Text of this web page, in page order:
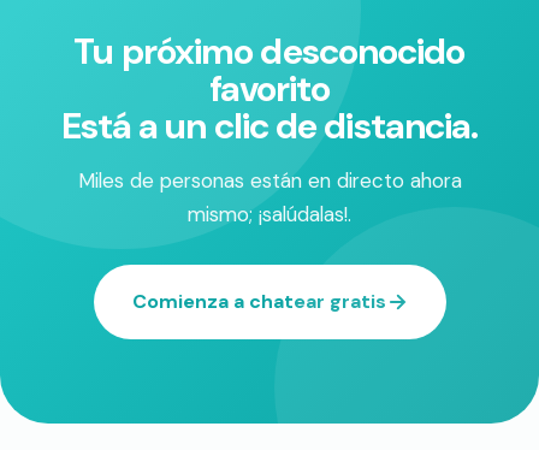
Tu próximo desconocido
favorito
Está a un clic de distancia.
Miles de personas están en directo ahora
mismo; ¡salúdalas!.
Comienza a chatear gratis